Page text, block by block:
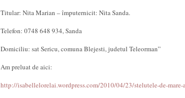
Titular: Nita Marian – împuternicit: Nita Sanda.
Telefon: 0748 648 934, Sanda
Domiciliu: sat Sericu, comuna Blejesti, judetul Teleorman”
Am preluat de aici:
http://isabellelorelai.wordpress.com/2010/04/23/stelutele-de-